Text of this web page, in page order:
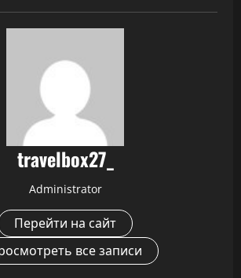
travelbox27_
Administrator
Перейти на сайт
все записи